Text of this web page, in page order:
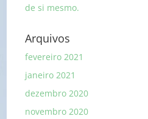
de si mesmo.
Arquivos
fevereiro 2021
janeiro 2021
dezembro 2020
novembro 2020